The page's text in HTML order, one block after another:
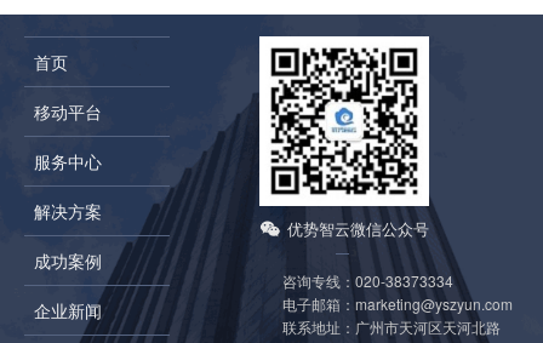
首页
移动平台
服务中心
解决方案
成功案例
企业新闻
优势智云微信公众号
咨询专线： 020-38373334
电子邮箱： marketing@yszyun.com
联系地址： 广州市天河区天河北路